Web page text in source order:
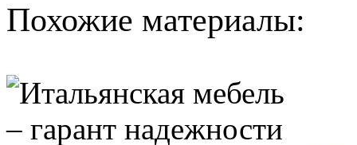
Похожие материалы: